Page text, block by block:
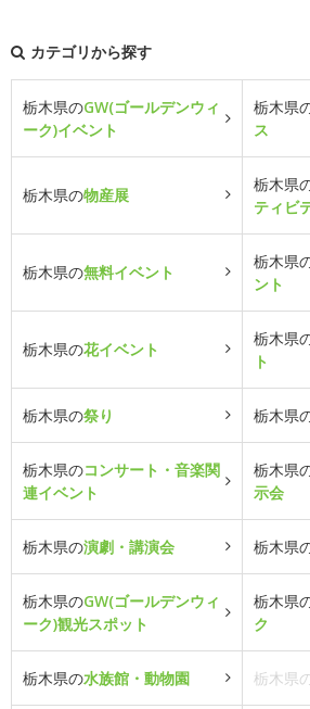
カテゴリから探す
栃木県のGW(ゴールデンウィ
ーク)イベント
栃木県
ス
栃木県の物産展
栃木県
ティビ
栃木県の無料イベント
栃木県
ント
栃木県の花イベント
栃木県
ト
栃木県の祭り 栃木県
栃木県のコンサート・音楽関
連イベント
栃木県
示会
栃木県の演劇・講演会 栃木県
栃木県のGW(ゴールデンウィ
ーク)観光スポット
栃木県
ク
栃木県の水族館・動物園 栃木県